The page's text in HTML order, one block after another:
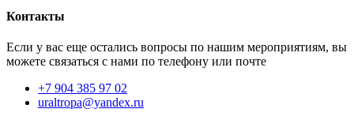
Контакты
Если у вас еще остались вопросы по нашим мероприятиям, вы
можете связаться с нами по телефону или почте
+7 904 385 97 02
uraltropa@yandex.ru